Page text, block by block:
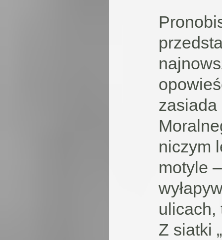
zasiada
niczym
motyle
ulicach,
Z siatki